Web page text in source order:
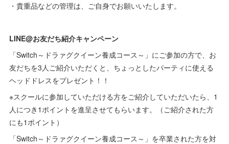
・貴重品などの管理は、ご自身でお願いいたします。
LINE@お友だち紹介キャンペーン
「Switch～ドラァグクイーン養成コース～」にご参加の方で、お
友だちを3人ご紹介いただくと、ちょっとしたパーティに使える
ヘッドドレスをプレゼント！！
※スクールに参加していただける方をご紹介していただいたら、1
人につき1ポイントを進呈させてもらいます。（ご紹介された方
にも1ポイント）
「Switch～ドラァグクイーン養成コース～」を卒業された方を対